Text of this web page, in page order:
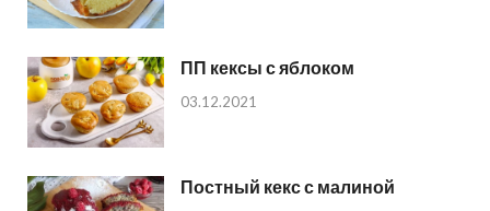
ПП кексы с яблоком
03.12.2021
Постный кекс с малиной